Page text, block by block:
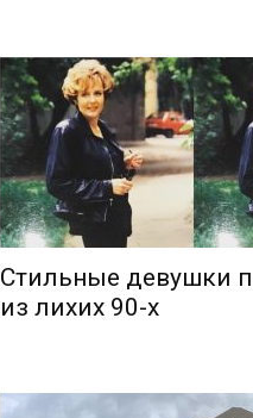
Стильные девушки
из лихих 90-х